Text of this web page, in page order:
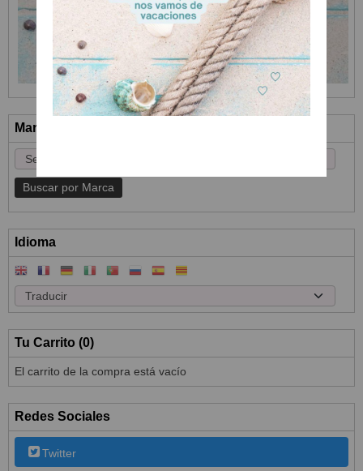
Marcas
Idioma
Tu Carrito (0)
El carrito de la compra está vacío
Redes Sociales
Twitter